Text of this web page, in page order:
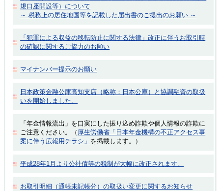
規口座開設等）について
～ 税務上の居住地国等を記載した届出書のご提出のお願い ～
「犯罪による収益の移転防止に関する法律」改正に伴うお取引時
の確認に関するご協力のお願い
マイナンバー提示のお願い
日本政策金融公庫高知支店（略称：日本公庫）と協調融資の取扱
いを開始しました。
「年金情報流出」を口実にした振り込め詐欺や個人情報の詐欺に
ご注意ください。（ 厚生労働省「日本年金機構の不正アクセス事
案に伴う広報用チラシ」 を掲載します。）
平成28年1月より公社債等の税制が大幅に改正されます。
お取引明細（通帳未記帳分）の取扱い変更に関するお知らせ